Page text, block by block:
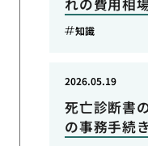
れの費用相
知識
死亡診断書
の事務手続
2026.05.19